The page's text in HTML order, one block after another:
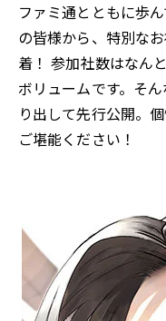
ファミ通とともに歩
の皆様から、特別な
着！ 参加社数はなん
ボリュームです。そ
り出して先行公開。
ご堪能ください！